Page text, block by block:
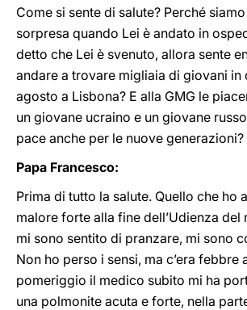
Come si sente di salute? Perché
sorpresa quando Lei è andato in
detto che Lei è svenuto, allora sente
andare a trovare migliaia di giovani in
agosto a Lisbona? E alla GMG le
un giovane ucraino e un giovane
pace anche per le nuove generazioni?
Papa Francesco:
Prima di tutto la salute. Quello che ho
malore forte alla fine dell’Udienza del
mi sono sentito di pranzare, mi sono
Non ho perso i sensi, ma c’era febbre
pomeriggio il medico subito mi ha
una polmonite acuta e forte, nella